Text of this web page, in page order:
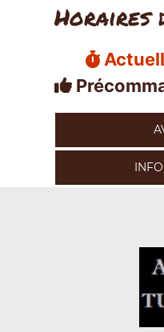
Horaires